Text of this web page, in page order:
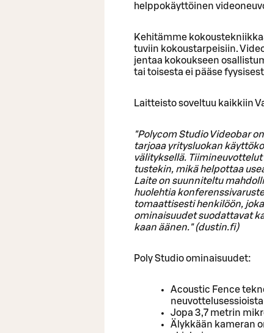
helppokäyttöinen
Ke­hi­täm­me
tu­viin ko­kous­tar­pei­siin.
jen­taa ko­kouk­seen
tai toi­ses­ta ei pääse
Lait­teis­to so­vel­tuu kaik­kiin
"Po­lycom Stu­dio Vi­deo­bar
tar­jo­aa yri­tys­luo­kan
vä­li­tyk­sel­lä.
tus­te­kin, mikä hel­pot­taa
Laite on suun­ni­tel­tu
huo­leh­tia
to­maat­ti­ses­ti hen­ki­löön,
omi­nai­suu­det suo­dat­ta­vat
kaan äänen." (dus­tin.fi)
Poly Studio ominaisuudet:
Acoustic Fence
neuvottelusessioista
Jopa 3,7 metrin
Älykkään kameran